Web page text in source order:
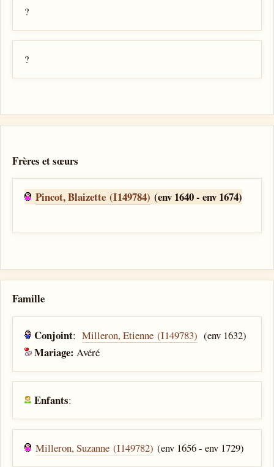
?
?
Frères et sœurs
Pincot, Blaizette (I149784) (env 1640 - env 1674)
Famille
Conjoint:Milleron, Etienne (I149783) (env 1632)
Mariage:Avéré
Enfants:
Milleron, Suzanne (I149782) (env 1656 - env 1729)